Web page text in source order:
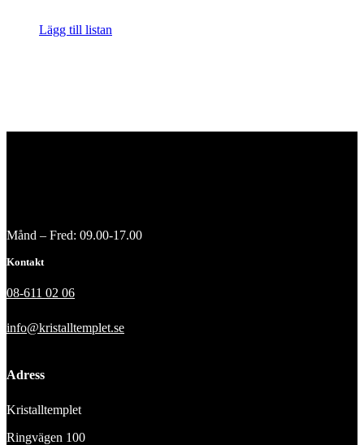
Lägg till listan
Månd – Fred: 09.00-17.00
Kontakt
08-611 02 06
info@kristalltemplet.se
Adress
Kristalltemplet
Ringvägen 100